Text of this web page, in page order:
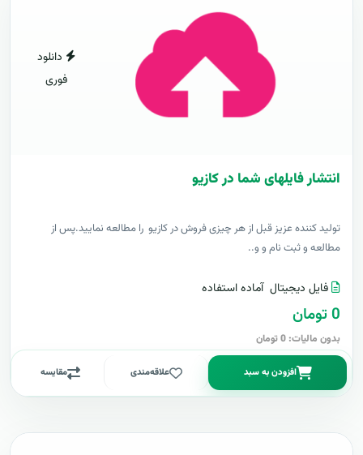
دانلود
فوری
انتشار فایلهای شما در کازیو
توليد کننده عزيز قبل از هر چیزی فروش در کازیو را مطالعه نمایید.پس از
مطالعه و ثبت نام و و..
فایل دیجیتال آماده استفاده
0 تومان
بدون مالیات: 0 تومان
افزودن به سبد علاقه‌مندی مقایسه